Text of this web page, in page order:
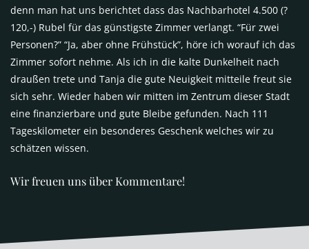
denn man hat uns berichtet dass das Nachbarhotel 4.500 (?
120,-) Rubel für das günstigste Zimmer verlangt. “Für zwei
Personen?” “Ja, aber ohne Frühstück”, höre ich worauf ich das
Zimmer sofort nehme. Als ich in die kalte Dunkelheit nach
draußen trete und Tanja die gute Neuigkeit mitteile freut sie
sich sehr. Wieder haben wir mitten im Zentrum dieser Stadt
eine finanzierbare und gute Bleibe gefunden. Nach 111
Tageskilometer ein besonderes Geschenk welches wir zu
schätzen wissen.
Wir freuen uns über Kommentare!